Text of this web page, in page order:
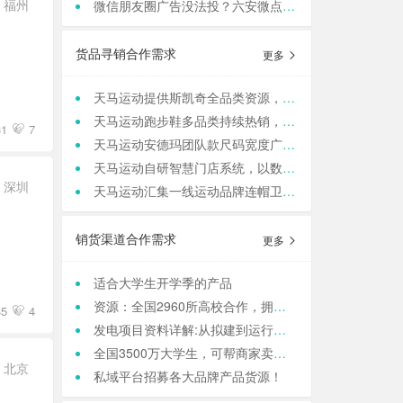
福州
7
深圳
4
北京
微信朋友圈广告没法投？六安微点全行业可跑，任何行业，当天出图，包过审！
货品寻销合作需求 更多
天马运动提供斯凯奇全品类资源，寻求团购老板咨询合作
天马运动跑步鞋多品类持续热销，现货库存保障旺季补货
天马运动安德玛团队款尺码宽度广，满足团队统一着装采购需求
天马运动自研智慧门店系统，以数据驱动动销管理，帮实体商家轻量化运营
天马运动汇集一线运动品牌连帽卫衣，现货保障支持快速补货，寻求b端商家合作
销货渠道合作需求 更多
适合大学生开学季的产品
资源：全国2960所高校合作，拥有4000w大学生用户资源，8万+发底薪的校内学生团长，需求符合大学生日常消费的产品，可保RIO
发电项目资料详解:从拟建到运行的全方位俯瞰
全国3500万大学生，可帮商家卖货，保销售额，同时做品宣和私域搭建！
私域平台招募各大品牌产品货源！